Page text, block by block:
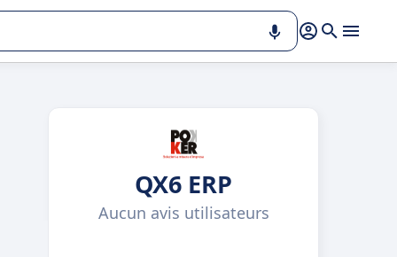
QX6 ERP
Aucun avis utilisateurs